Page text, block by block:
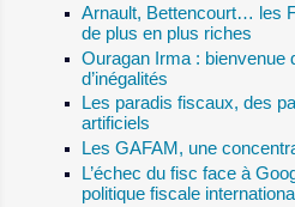
Arnault, Bettencourt… les
de plus en plus riches
Ouragan Irma : bienvenue
d’inégalités
Les paradis fiscaux, des
artificiels
Les GAFAM, une
L’échec du fisc face à
politique fiscale